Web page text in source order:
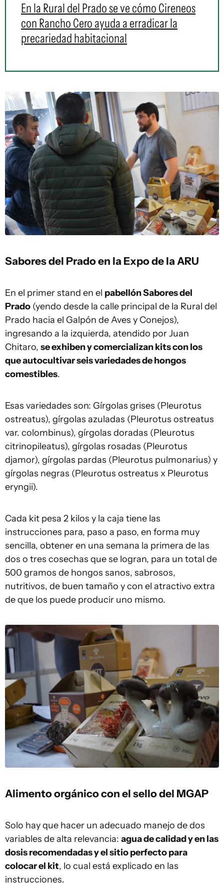
En la Rural del Prado se ve cómo Cireneos
con Rancho Cero ayuda a erradicar la
precariedad habitacional
Sabores del Prado en la Expo de la ARU
En el primer stand en el pabellón Sabores del
Prado (yendo desde la calle principal de la Rural del
Prado hacia el Galpón de Aves y Conejos),
ingresando a la izquierda, atendido por Juan
Chitaro, se exhiben y comercializan kits con los
que autocultivar seis variedades de hongos
comestibles.
Esas variedades son: Gírgolas grises (Pleurotus
ostreatus), gírgolas azuladas (Pleurotus ostreatus
var. colombinus), gírgolas doradas (Pleurotus
citrinopileatus), gírgolas rosadas (Pleurotus
djamor), gírgolas pardas (Pleurotus pulmonarius) y
gírgolas negras (Pleurotus ostreatus x Pleurotus
eryngii).
Cada kit pesa 2 kilos y la caja tiene las
instrucciones para, paso a paso, en forma muy
sencilla, obtener en una semana la primera de las
dos o tres cosechas que se logran, para un total de
500 gramos de hongos sanos, sabrosos,
nutritivos, de buen tamaño y con el atractivo extra
de que los puede producir uno mismo.
Alimento orgánico con el sello del MGAP
Solo hay que hacer un adecuado manejo de dos
variables de alta relevancia: agua de calidad y en las
dosis recomendadas y el sitio perfecto para
colocar el kit, lo cual está explicado en las
instrucciones.